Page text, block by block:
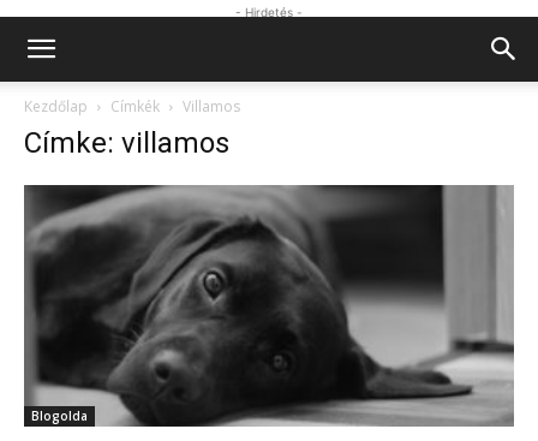
- Hirdetés -
Kezdőlap Címkék Villamos
Címke: villamos
Blogolda